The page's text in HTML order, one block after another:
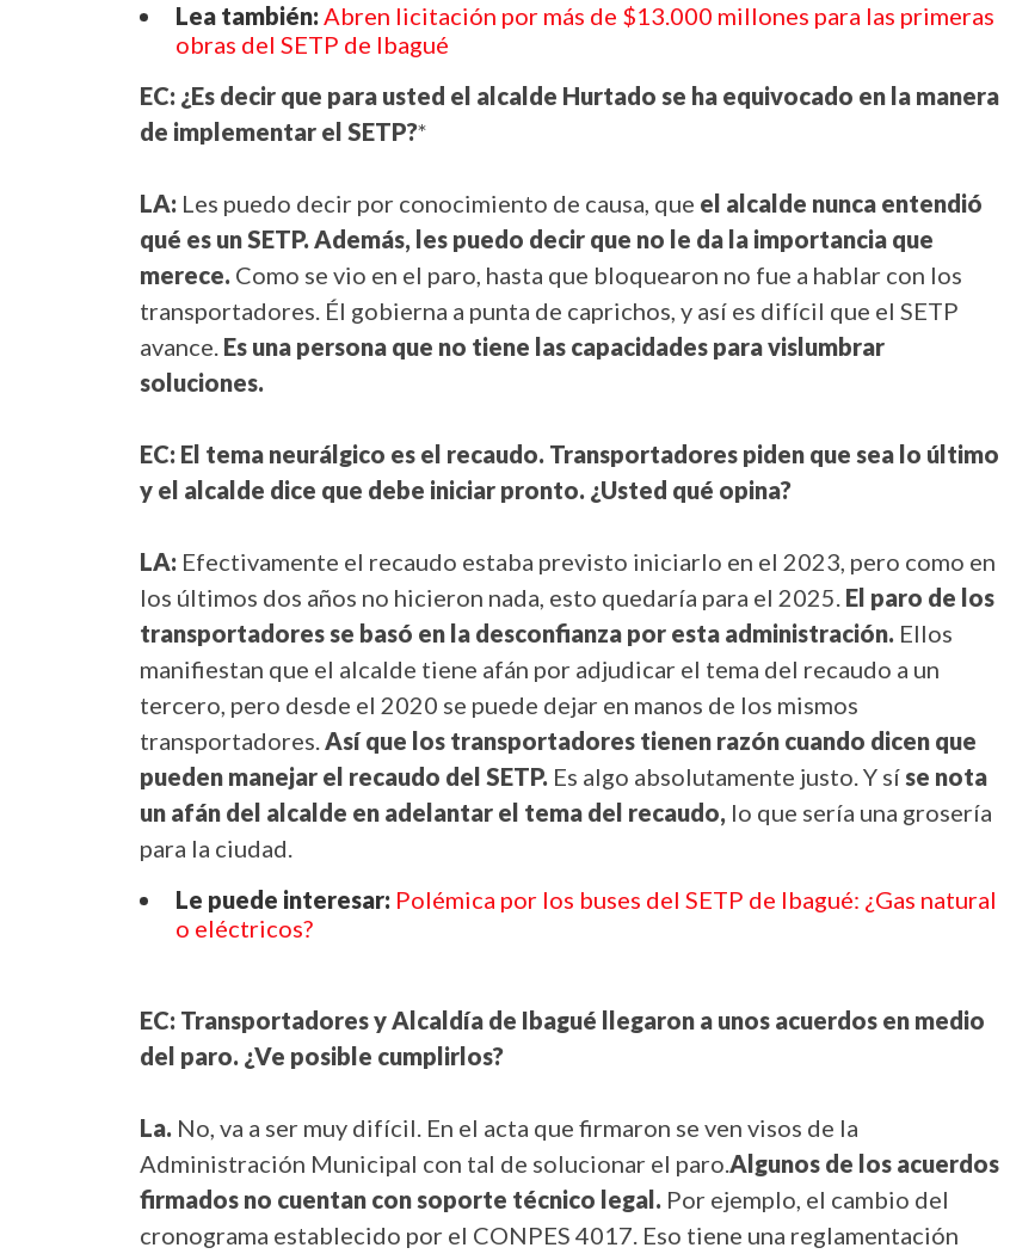
Lea también:Abren licitación por más de $13.000 millones para las primeras
obras del SETP de Ibagué
EC: ¿Es decir que para usted el alcalde Hurtado se ha equivocado en la manera
de implementar el SETP?*
LA: Les puedo decir por conocimiento de causa, que el alcalde nunca entendió
qué es un SETP. Además, les puedo decir que no le da la importancia que
merece. Como se vio en el paro, hasta que bloquearon no fue a hablar con los
transportadores. Él gobierna a punta de caprichos, y así es difícil que el SETP
avance. Es una persona que no tiene las capacidades para vislumbrar
soluciones.
EC: El tema neurálgico es el recaudo. Transportadores piden que sea lo último
y el alcalde dice que debe iniciar pronto. ¿Usted qué opina?
LA: Efectivamente el recaudo estaba previsto iniciarlo en el 2023, pero como en
los últimos dos años no hicieron nada, esto quedaría para el 2025. El paro de los
transportadores se basó en la desconfianza por esta administración. Ellos
manifiestan que el alcalde tiene afán por adjudicar el tema del recaudo a un
tercero, pero desde el 2020 se puede dejar en manos de los mismos
transportadores.Así que los transportadores tienen razón cuando dicen que
pueden manejar el recaudo del SETP. Es algo absolutamente justo. Y síse nota
un afán del alcalde en adelantar el tema del recaudo, lo que sería una grosería
para la ciudad.
Le puede interesar: Polémica por los buses del SETP de Ibagué: ¿Gas natural
o eléctricos?
EC: Transportadores y Alcaldía de Ibagué llegaron a unos acuerdos en medio
del paro. ¿Ve posible cumplirlos?
La. No, va a ser muy difícil. En el acta que firmaron se ven visos de la
Administración Municipal con tal de solucionar el paro.Algunos de los acuerdos
firmados no cuentan con soporte técnico legal. Por ejemplo, el cambio del
cronograma establecido por el CONPES 4017. Eso tiene una reglamentación